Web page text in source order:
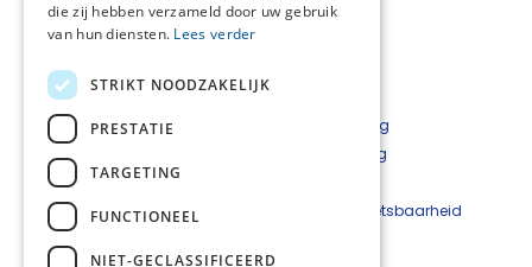
Contact
Privacyverklaring
Cookieverklaring
Beveiligingskwetsbaarheid
die zij hebben verzameld door uw gebruik
van hun diensten. Lees verder
STRIKT NOODZAKELIJK
PRESTATIE
TARGETING
FUNCTIONEEL
NIET-GECLASSIFICEERD